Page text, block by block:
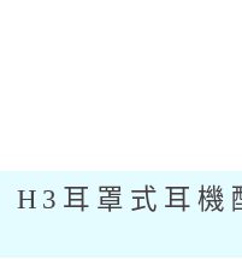
H3耳罩式耳機